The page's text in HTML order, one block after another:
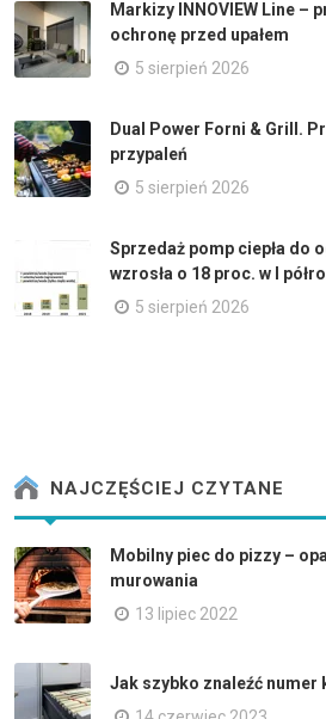
Markizy INNOVIEW Line –
ochronę przed upałem
5 sierpień 2026
Dual Power Forni & Grill.
przypaleń
5 sierpień 2026
Sprzedaż pomp ciepła do
wzrosła o 18 proc. w I
5 sierpień 2026
NAJCZĘŚCIEJ CZYTANE
Mobilny piec do pizzy –
murowania
13 lipiec 2022
Jak szybko znaleźć numer